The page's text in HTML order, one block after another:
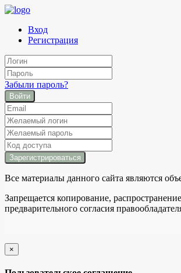
Вход
Регистрация
Забыли пароль?
Войти
Все материалы данного сайта являются
Запрещается копирование,
предварительного согласия
×
закрыть